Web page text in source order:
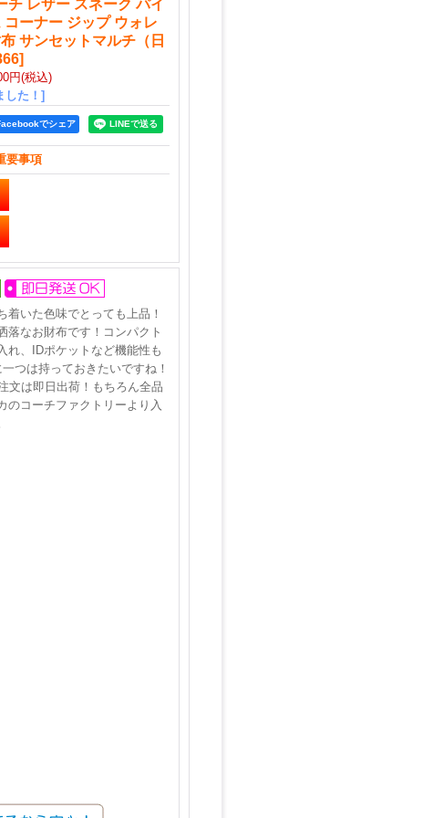
チ レザー スネーク パイ
コーナー ジップ ウォレ
サンセットマルチ（日
]
円(税込)
した！]
でシェア
要事項
いた色味でとっても上品！
落なお財布です！コンパクト
れ、IDポケットなど機能性も
つは持っておきたいですね！
文は即日出荷！もちろん全品
のコーチファクトリーより入